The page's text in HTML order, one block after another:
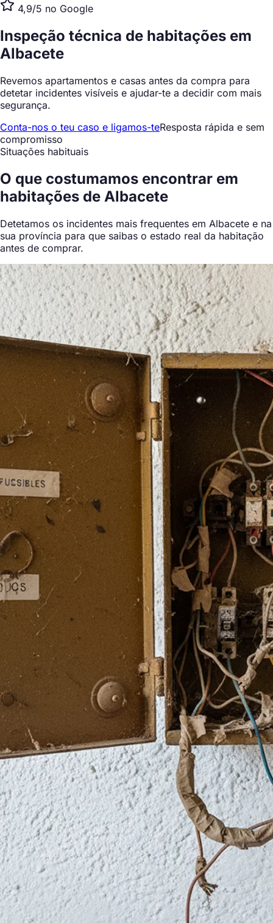
4,9/5 no Google
Inspeção técnica de habitações em
Albacete
Revemos apartamentos e casas antes da compra para
detetar incidentes visíveis e ajudar-te a decidir com mais
segurança.
Conta-nos o teu caso e ligamos-teResposta rápida e sem
compromisso
Situações habituais
O que costumamos encontrar em
habitações de Albacete
Detetamos os incidentes mais frequentes em Albacete e na
sua província para que saibas o estado real da habitação
antes de comprar.